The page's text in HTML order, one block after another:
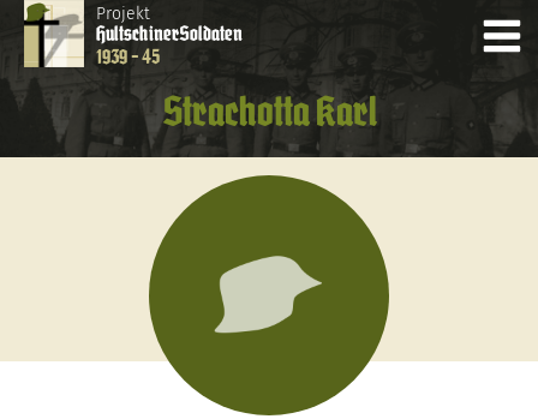
Projekt
HultschinerSoldaten
1939 - 45
Strachotta Karl